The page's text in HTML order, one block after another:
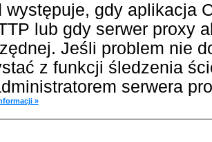
występuje, gdy aplikacja
lub gdy serwer proxy
Jeśli problem nie
z funkcji śledzenia
serwera
»